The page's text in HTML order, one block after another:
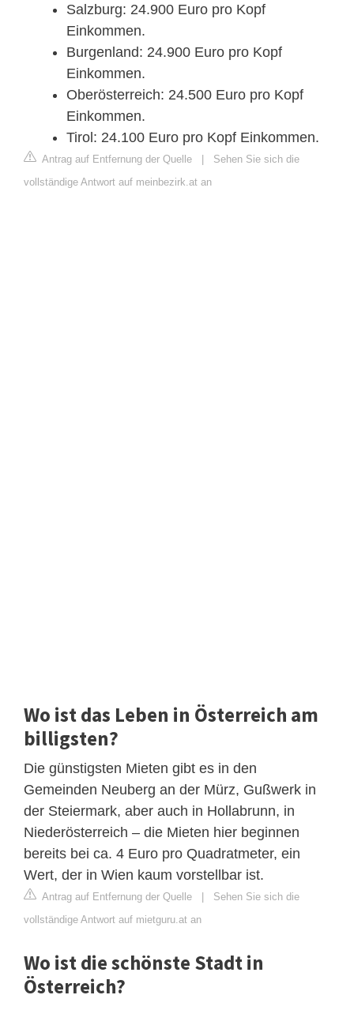
Salzburg: 24.900 Euro pro Kopf
Einkommen.
Burgenland: 24.900 Euro pro Kopf
Einkommen.
Oberösterreich: 24.500 Euro pro Kopf
Einkommen.
Tirol: 24.100 Euro pro Kopf Einkommen.
Antrag auf Entfernung der Quelle | Sehen Sie sich die
vollständige Antwort auf meinbezirk.at an
Wo ist das Leben in Österreich am
billigsten?
Die günstigsten Mieten gibt es in den
Gemeinden Neuberg an der Mürz, Gußwerk in
der Steiermark, aber auch in Hollabrunn, in
Niederösterreich – die Mieten hier beginnen
bereits bei ca. 4 Euro pro Quadratmeter, ein
Wert, der in Wien kaum vorstellbar ist.
Antrag auf Entfernung der Quelle | Sehen Sie sich die
vollständige Antwort auf mietguru.at an
Wo ist die schönste Stadt in
Österreich?